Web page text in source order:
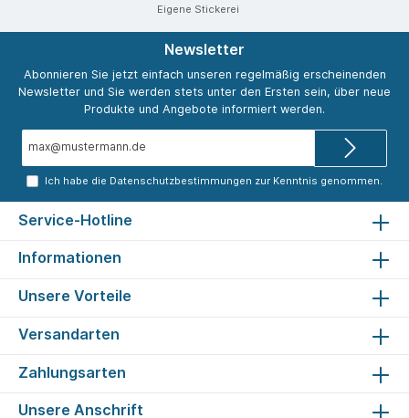
Eigene Stickerei
Newsletter
Abonnieren Sie jetzt einfach unseren regelmäßig erscheinenden
Newsletter und Sie werden stets unter den Ersten sein, über neue
Produkte und Angebote informiert werden.
Adresse*
Ich habe die Datenschutzbestimmungen zur Kenntnis genommen.
Service-Hotline
Informationen
Unsere Vorteile
Versandarten
Zahlungsarten
Unsere Anschrift